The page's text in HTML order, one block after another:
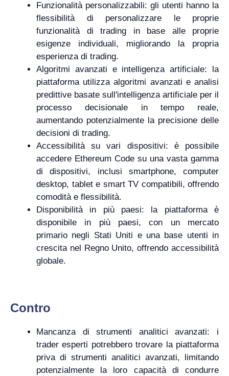
Funzionalità personalizzabili: gli utenti hanno la
flessibilità di personalizzare le proprie
funzionalità di trading in base alle proprie
esigenze individuali, migliorando la propria
esperienza di trading.
Algoritmi avanzati e intelligenza artificiale: la
piattaforma utilizza algoritmi avanzati e analisi
predittive basate sull'intelligenza artificiale per il
processo decisionale in tempo reale,
aumentando potenzialmente la precisione delle
decisioni di trading.
Accessibilità su vari dispositivi: è possibile
accedere Ethereum Code su una vasta gamma
di dispositivi, inclusi smartphone, computer
desktop, tablet e smart TV compatibili, offrendo
comodità e flessibilità.
Disponibilità in più paesi: la piattaforma è
disponibile in più paesi, con un mercato
primario negli Stati Uniti e una base utenti in
crescita nel Regno Unito, offrendo accessibilità
globale.
Contro
Mancanza di strumenti analitici avanzati: i
trader esperti potrebbero trovare la piattaforma
priva di strumenti analitici avanzati, limitando
potenzialmente la loro capacità di condurre